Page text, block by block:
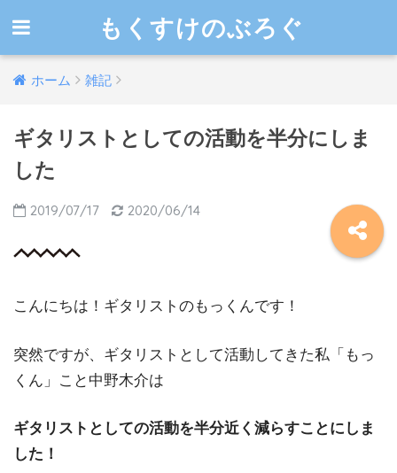
もくすけのぶろぐ
ホーム 雑記
ギタリストとしての活動を半分にしま
した
2019/07/17 2020/06/14
こんにちは！ギタリストのもっくんです！
突然ですが、ギタリストとして活動してきた私「もっ
くん」こと中野木介は
ギタリストとしての活動を半分近く減らすことにしま
した！